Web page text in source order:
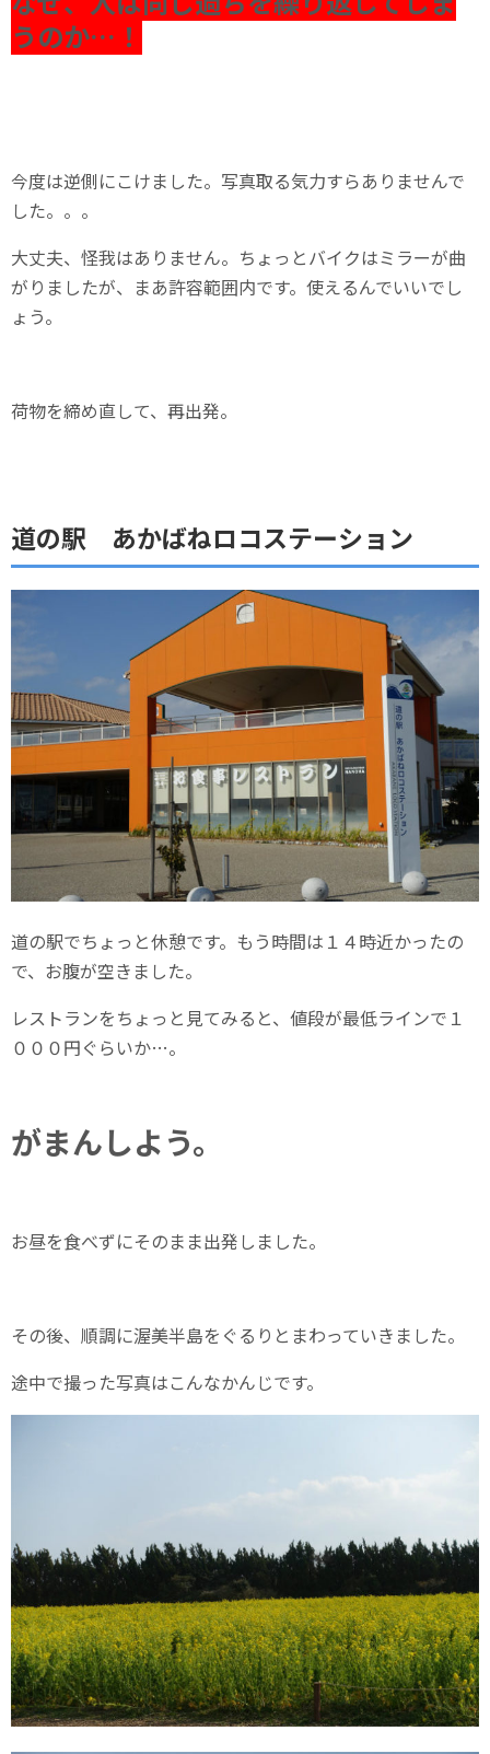
うのか…！
今度は逆側にこけました。写真取る気力すらありませんで
した。。。
大丈夫、怪我はありません。ちょっとバイクはミラーが曲
がりましたが、まあ許容範囲内です。使えるんでいいでし
ょう。
荷物を締め直して、再出発。
道の駅 あかばねロコステーション
道の駅でちょっと休憩です。もう時間は１４時近かったの
で、お腹が空きました。
レストランをちょっと見てみると、値段が最低ラインで１
０００円ぐらいか…。
がまんしよう。
お昼を食べずにそのまま出発しました。
その後、順調に渥美半島をぐるりとまわっていきました。
途中で撮った写真はこんなかんじです。